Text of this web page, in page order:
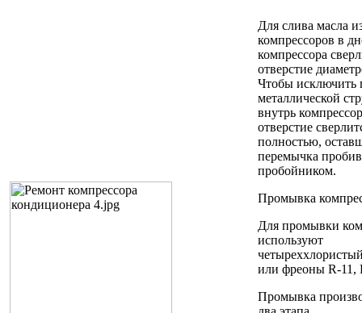
Для слива масла
компрессоров в
компрессора
отверстие
Чтобы исключить
металлической
внутрь
отверстие
полностью,
перемычка
пробойником.
Промывка
Для промывки
используют
или фреоны R-11,
Промывка